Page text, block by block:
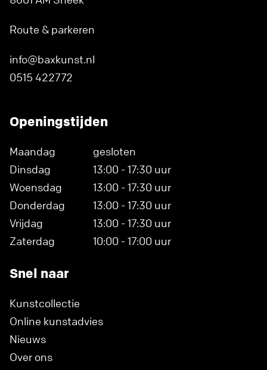
Route & parkeren
info@baxkunst.nl
0515 422772
Openingstijden
Maandag
gesloten
Dinsdag
13:00 - 17:30 uur
Woensdag
13:00 - 17:30 uur
Donderdag
13:00 - 17:30 uur
Vrijdag
13:00 - 17:30 uur
Zaterdag
10:00 - 17:00 uur
Snel naar
Kunstcollectie
Online kunstadvies
Nieuws
Over ons